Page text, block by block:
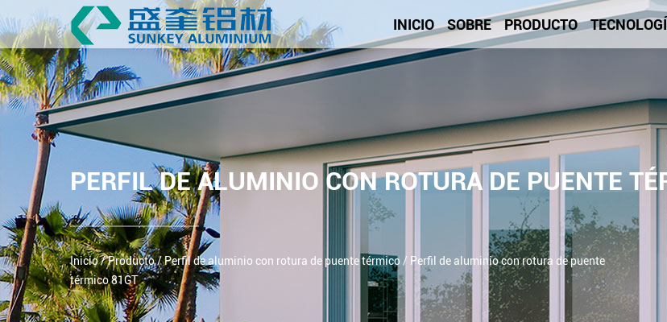
INICIO SOBRE PRODUCTO
PERFIL DE ALUMINIO CON ROTURA DE PUENTE
Inicio/Producto/Perfil de aluminio con rotura de puente térmico / Perfil de aluminio con rotura de puente
térmico 81GT